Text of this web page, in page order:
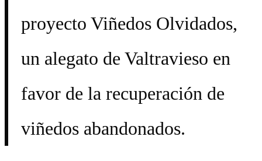
proyecto Viñedos Olvidados,
un alegato de Valtravieso en
favor de la recuperación de
viñedos abandonados.